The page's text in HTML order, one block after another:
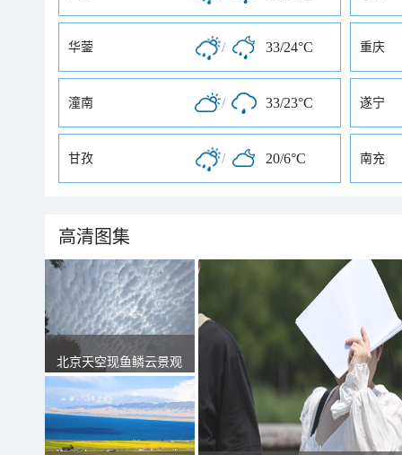
华蓥 / 33/24°C 重庆
潼南 / 33/23°C 遂宁
甘孜 / 20/6°C 南充
高清图集
北京天空现鱼鳞云景观